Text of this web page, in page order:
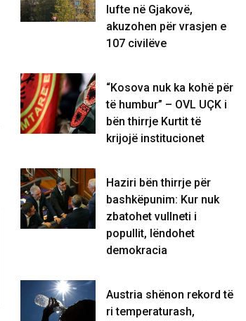
lufte në Gjakovë,
akuzohen për vrasjen e
107 civilëve
“Kosova nuk ka kohë për
të humbur” – OVL UÇK i
bën thirrje Kurtit të
krijojë institucionet
Haziri bën thirrje për
bashkëpunim: Kur nuk
zbatohet vullneti i
popullit, lëndohet
demokracia
Austria shënon rekord të
ri temperaturash,